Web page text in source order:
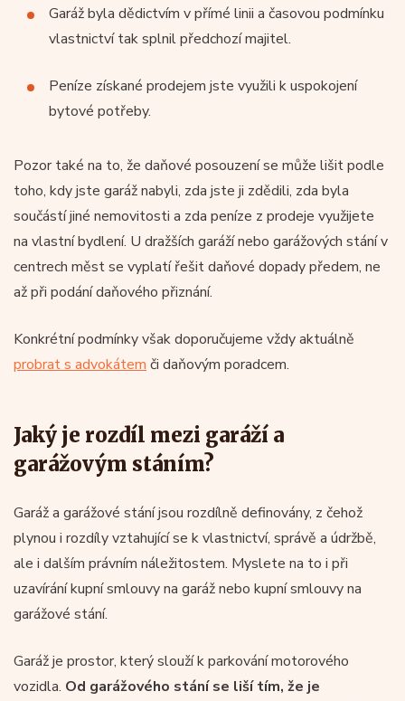
Garáž byla dědictvím v přímé linii a časovou podmínku
vlastnictví tak splnil předchozí majitel.
Peníze získané prodejem jste využili k uspokojení
bytové potřeby.
Pozor také na to, že daňové posouzení se může lišit podle
toho, kdy jste garáž nabyli, zda jste ji zdědili, zda byla
součástí jiné nemovitosti a zda peníze z prodeje využijete
na vlastní bydlení. U dražších garáží nebo garážových stání v
centrech měst se vyplatí řešit daňové dopady předem, ne
až při podání daňového přiznání.
Konkrétní podmínky však doporučujeme vždy aktuálně
probrat s advokátem či daňovým poradcem.
Jaký je rozdíl mezi garáží a
garážovým stáním?
Garáž a garážové stání jsou rozdílně definovány, z čehož
plynou i rozdíly vztahující se k vlastnictví, správě a údržbě,
ale i dalším právním náležitostem. Myslete na to i při
uzavírání kupní smlouvy na garáž nebo kupní smlouvy na
garážové stání.
Garáž je prostor, který slouží k parkování motorového
vozidla. Od garážového stání se liší tím, že je